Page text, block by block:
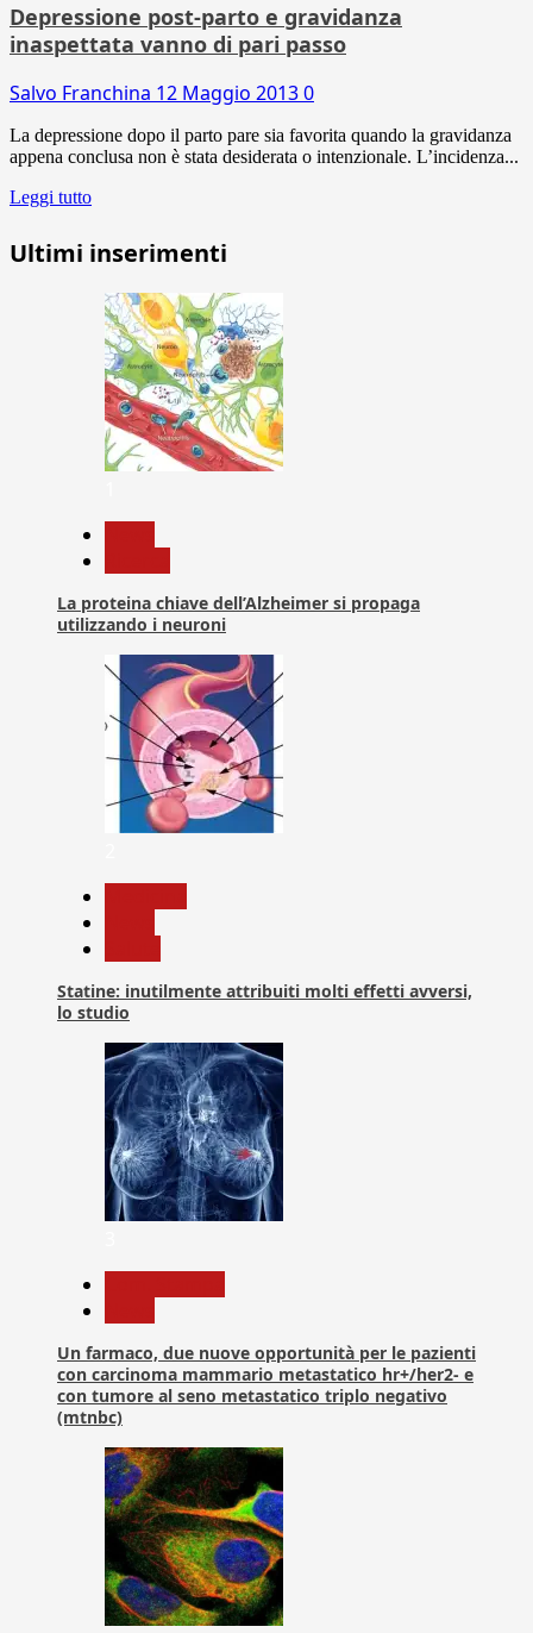
Depressione post-parto e gravidanza
inaspettata vanno di pari passo
Salvo Franchina 12 Maggio 20130
La depressione dopo il parto pare sia favorita quando la gravidanza
appena conclusa non è stata desiderata o intenzionale. L’incidenza...
Leggi tutto
Ultimi inserimenti
La proteina chiave dell’Alzheimer si propaga
utilizzando i neuroni
Statine: inutilmente attribuiti molti effetti avversi,
lo studio
Un farmaco, due nuove opportunità per le pazienti
con carcinoma mammario metastatico hr+/her2- e
con tumore al seno metastatico triplo negativo
(mtnbc)